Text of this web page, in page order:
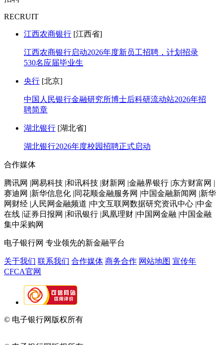
RECRUIT
江西农商银行 [江西省]
江西农商银行启动2026年度新员工招聘，计划招录
530名应届毕业生
央行 [北京]
中国人民银行金融研究所博士后科研流动站2026年招
聘简章
湖北银行 [湖北省]
湖北银行2026年度校园招聘正式启动
合作媒体
腾讯网 |网易科技 |和讯科技 |财新网 |金融界银行 |东方财富网 |
赛迪网 |新华信息化 |同花顺金融服务网 |中国金融新闻网 |新华
网财经 |人民网金融频道 |中文互联网数据研究资讯中心 |中金
在线 |证券日报网 |和讯银行 |凤凰理财 |中国网金融 |中国金融
集中采购网
电子银行网 专业领先的新金融平台
关于我们 联系我们 合作媒体 商务合作 网站地图 宣传年
CFCA官网
© 电子银行网版权所有